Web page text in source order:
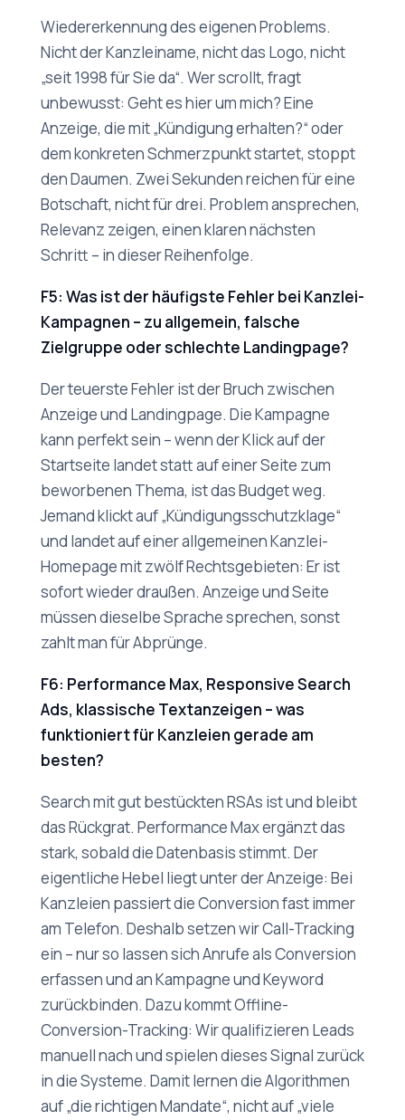
Wiedererkennung des eigenen Problems.
Nicht der Kanzleiname, nicht das Logo, nicht
„seit 1998 für Sie da“. Wer scrollt, fragt
unbewusst: Geht es hier um mich? Eine
Anzeige, die mit „Kündigung erhalten?“ oder
dem konkreten Schmerzpunkt startet, stoppt
den Daumen. Zwei Sekunden reichen für eine
Botschaft, nicht für drei. Problem ansprechen,
Relevanz zeigen, einen klaren nächsten
Schritt – in dieser Reihenfolge.
F5: Was ist der häufigste Fehler bei Kanzlei-
Kampagnen – zu allgemein, falsche
Zielgruppe oder schlechte Landingpage?
Der teuerste Fehler ist der Bruch zwischen
Anzeige und Landingpage. Die Kampagne
kann perfekt sein – wenn der Klick auf der
Startseite landet statt auf einer Seite zum
beworbenen Thema, ist das Budget weg.
Jemand klickt auf „Kündigungsschutzklage“
und landet auf einer allgemeinen Kanzlei-
Homepage mit zwölf Rechtsgebieten: Er ist
sofort wieder draußen. Anzeige und Seite
müssen dieselbe Sprache sprechen, sonst
zahlt man für Abprünge.
F6: Performance Max, Responsive Search
Ads, klassische Textanzeigen – was
funktioniert für Kanzleien gerade am
besten?
Search mit gut bestückten RSAs ist und bleibt
das Rückgrat. Performance Max ergänzt das
stark, sobald die Datenbasis stimmt. Der
eigentliche Hebel liegt unter der Anzeige: Bei
Kanzleien passiert die Conversion fast immer
am Telefon. Deshalb setzen wir Call-Tracking
ein – nur so lassen sich Anrufe als Conversion
erfassen und an Kampagne und Keyword
zurückbinden. Dazu kommt Offline-
Conversion-Tracking: Wir qualifizieren Leads
manuell nach und spielen dieses Signal zurück
in die Systeme. Damit lernen die Algorithmen
auf „die richtigen Mandate“, nicht auf „viele